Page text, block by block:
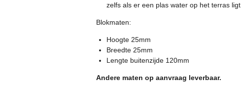
zelfs als er een plas water op het terras ligt.
Blokmaten:
Hoogte 25mm
Breedte 25mm
Lengte buitenzijde 120mm
Andere maten op aanvraag leverbaar.